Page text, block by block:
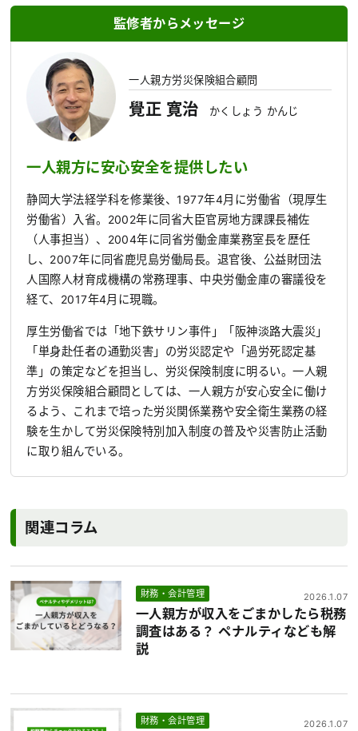
監修者からメッセージ
一人親方労災保険組合顧問
覺正 寛治 かくしょう かんじ
一人親方に安心安全を提供したい
静岡大学法経学科を修業後、1977年4月に労働省（現厚生
労働省）入省。2002年に同省大臣官房地方課課長補佐
（人事担当）、2004年に同省労働金庫業務室長を歴任
し、2007年に同省鹿児島労働局長。退官後、公益財団法
人国際人材育成機構の常務理事、中央労働金庫の審議役を
経て、2017年4月に現職。
厚生労働省では「地下鉄サリン事件」「阪神淡路大震災」
「単身赴任者の通勤災害」の労災認定や「過労死認定基
準」の策定などを担当し、労災保険制度に明るい。一人親
方労災保険組合顧問としては、一人親方が安心安全に働け
るよう、これまで培った労災関係業務や安全衛生業務の経
験を生かして労災保険特別加入制度の普及や災害防止活動
に取り組んでいる。
関連コラム
財務・会計管理 2026.1.07
一人親方が収入をごまかしたら税務
調査はある？ ペナルティなども解
説
財務・会計管理 2026.1.07